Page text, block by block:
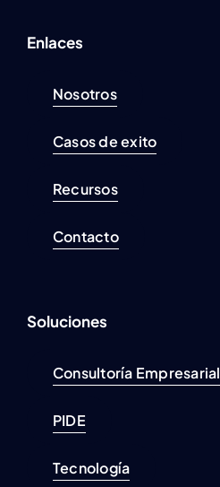
Enlaces
Nosotros
Casos de exito
Recursos
Contacto
Soluciones
Consultoría Empresarial
PIDE
Tecnología